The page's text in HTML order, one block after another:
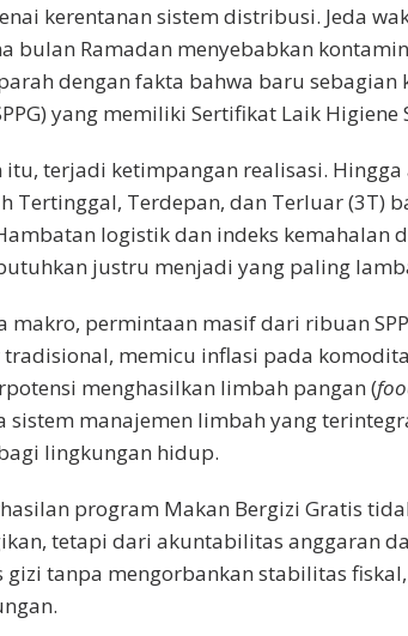
kerentanan sistem distribusi. Jeda
bulan Ramadan menyebabkan
dengan fakta bahwa baru sebagian
yang memiliki Sertifikat Laik Higiene
itu, terjadi ketimpangan realisasi. Hingga
Tertinggal, Terdepan, dan Terluar (3T)
logistik dan indeks kemahalan
justru menjadi yang paling
makro, permintaan masif dari ribuan
tradisional, memicu inflasi pada
menghasilkan limbah pangan (
sistem manajemen limbah yang
lingkungan hidup.
program Makan Bergizi Gratis
tetapi dari akuntabilitas anggaran
gizi tanpa mengorbankan stabilitas